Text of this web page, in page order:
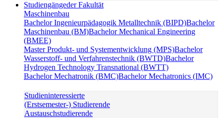
Studiengängeder Fakultät
Maschinenbau
Bachelor Ingenieurpädagogik Metalltechnik (BIPD)Bachelor
Maschinenbau (BM)Bachelor Mechanical Engineering
(BMEE)
Master Produkt- und Systementwicklung (MPS)Bachelor
Wasserstoff- und Verfahrenstechnik (BWTD)Bachelor
Hydrogen Technology Transnational (BWTT)
Bachelor Mechatronik (BMC)Bachelor Mechatronics (IMC)
Studieninteressierte
(Erstsemester-) Studierende
Austauschstudierende